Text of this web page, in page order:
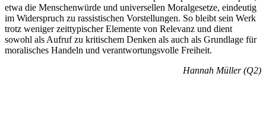
etwa die Menschenwürde und universellen Moralgesetze, eindeutig
im Widerspruch zu rassistischen Vorstellungen. So bleibt sein Werk
trotz weniger zeittypischer Elemente von Relevanz und dient
sowohl als Aufruf zu kritischem Denken als auch als Grundlage für
moralisches Handeln und verantwortungsvolle Freiheit.
Hannah Müller (Q2)